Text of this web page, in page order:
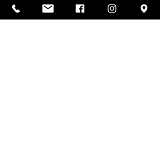
In previsione della grande affluenza è
obbligatorio prenotare la propria presenza.